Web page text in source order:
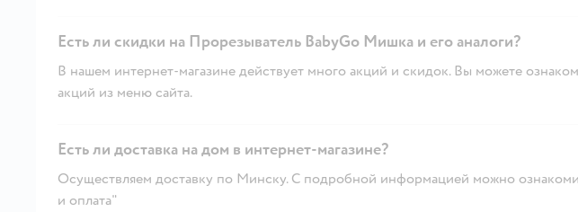
Есть ли скидки на Прорезыватель BabyGo Мишка и его аналоги?
В нашем интернет-магазине действует много акций и скидок. Вы можете
акций из меню сайта.
Есть ли доставка на дом в интернет-магазине?
Осуществляем доставку по Минску. С подробной информацией можно
и оплата"